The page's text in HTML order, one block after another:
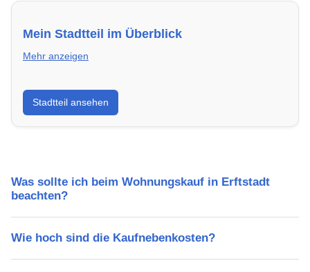
Mein Stadtteil im Überblick
Mehr anzeigen
Erfahre mehr über deinen Stadtteil in Erftstadt:
Lebensqualität, Verkehrsanbindung, Schulen,
Freizeitmöglichkeiten und Mietpreise.
Stadtteil ansehen
Was sollte ich beim Wohnungskauf in Erftstadt
beachten?
Wie hoch sind die Kaufnebenkosten?